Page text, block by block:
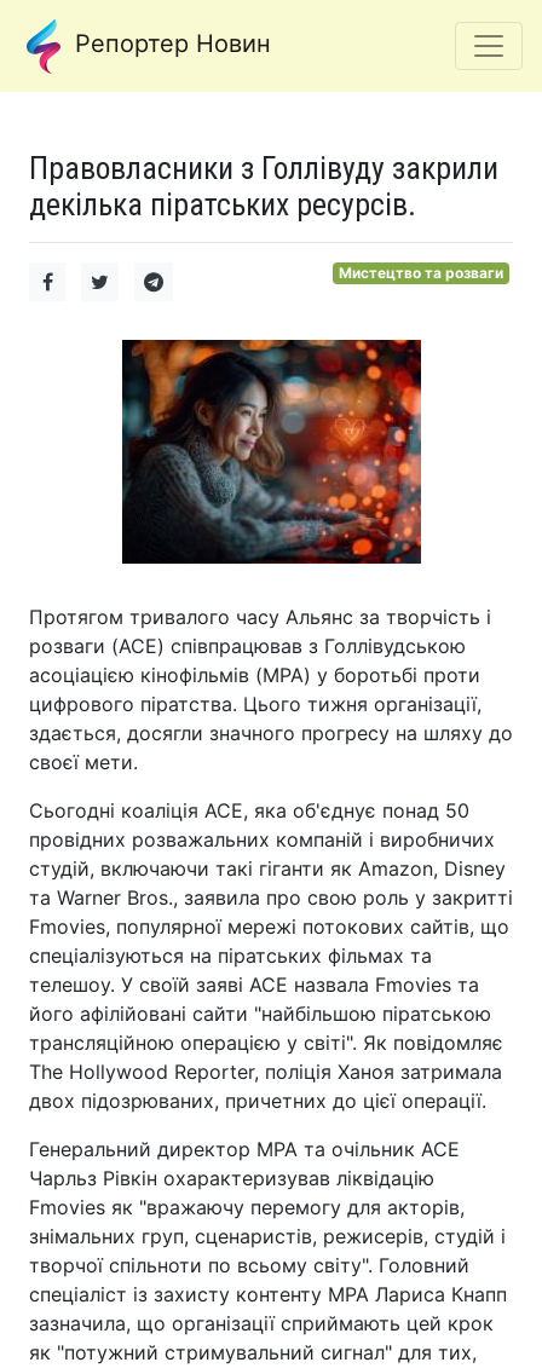
Репортер Новин
Правовласники з Голлівуду закрили
декілька піратських ресурсів.
Мистецтво та розваги
Протягом тривалого часу Альянс за творчість і
розваги (ACE) співпрацював з Голлівудською
асоціацією кінофільмів (MPA) у боротьбі проти
цифрового піратства. Цього тижня організації,
здається, досягли значного прогресу на шляху до
своєї мети.
Сьогодні коаліція ACE, яка об'єднує понад 50
провідних розважальних компаній і виробничих
студій, включаючи такі гіганти як Amazon, Disney
та Warner Bros., заявила про свою роль у закритті
Fmovies, популярної мережі потокових сайтів, що
спеціалізуються на піратських фільмах та
телешоу. У своїй заяві ACE назвала Fmovies та
його афілійовані сайти "найбільшою піратською
трансляційною операцією у світі". Як повідомляє
The Hollywood Reporter, поліція Ханоя затримала
двох підозрюваних, причетних до цієї операції.
Генеральний директор MPA та очільник ACE
Чарльз Рівкін охарактеризував ліквідацію
Fmovies як "вражаючу перемогу для акторів,
знімальних груп, сценаристів, режисерів, студій і
творчої спільноти по всьому світу". Головний
спеціаліст із захисту контенту MPA Лариса Кнапп
зазначила, що організації сприймають цей крок
як "потужний стримувальний сигнал" для тих,